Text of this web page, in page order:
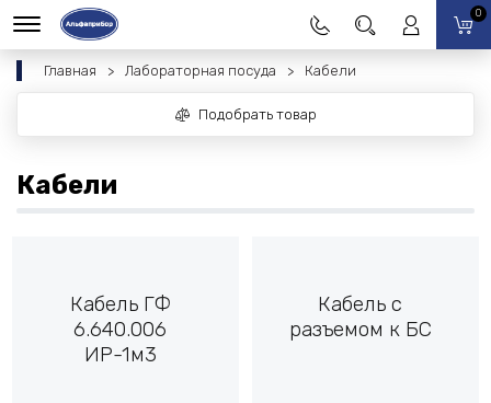
0
Главная Лабораторная посуда Кабели
Подобрать товар
Кабели
Кабель ГФ
6.640.006
ИР-1м3
Кабель с
разъемом к БС